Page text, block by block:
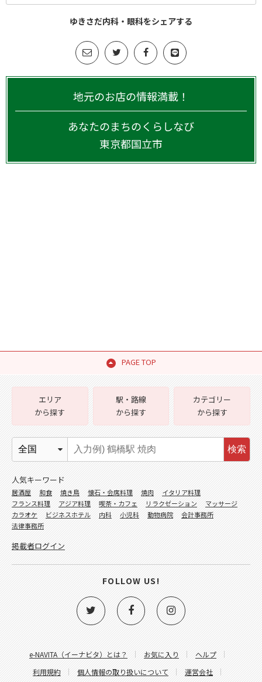
ゆきさだ内科・眼科をシェアする
地元のお店の情報満載！
あなたのまちのくらしなび
東京都国立市
PAGE TOP
e-NAVITA（イーナビタ）とは？ お気に入り
ヘルプ
利用規約
個人情報の取り扱いについて 運営会社
エリア
から探す
駅・路線
から探す
カテゴリー
から探す
検索
人気キーワード
居酒屋 和食 焼き鳥 懐石・会席料理 焼肉
イタリア料理
フランス料理
アジア料理 喫茶・カフェ リラクゼーション
マッサージ
カラオケ
ビジネスホテル 内科 小児科 動物病院
会計事務所
法律事務所
掲載者ログイン
FOLLOW US!